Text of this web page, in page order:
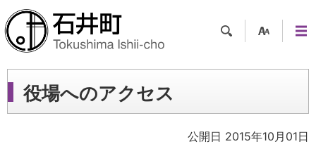
ツー
ュー
役場へのアクセス
公開日 2015年10月01日